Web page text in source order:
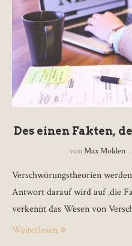
Des einen Fakten,
vonMax Molden
Verschwörungstheorien
Antwort darauf wird auf ‚die
verkennt das Wesen von
Weiterlesen